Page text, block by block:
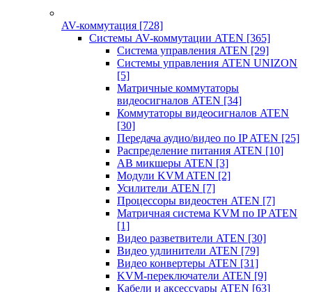
AV-коммутация [728]
Системы AV-коммутации ATEN [365]
Система управления ATEN [29]
Системы управления ATEN UNIZON
[5]
Матричные коммутаторы
видеосигналов ATEN [34]
Коммутаторы видеосигналов ATEN
[30]
Передача аудио/видео по IP ATEN [25]
Распределение питания ATEN [10]
АВ микшеры ATEN [3]
Модули KVM ATEN [2]
Усилители ATEN [7]
Процессоры видеостен ATEN [7]
Матричная система KVM по IP ATEN
[1]
Видео разветвители ATEN [30]
Видео удлинители ATEN [79]
Видео конвертеры ATEN [31]
KVM-переключатели ATEN [9]
Кабели и аксессуары ATEN [63]